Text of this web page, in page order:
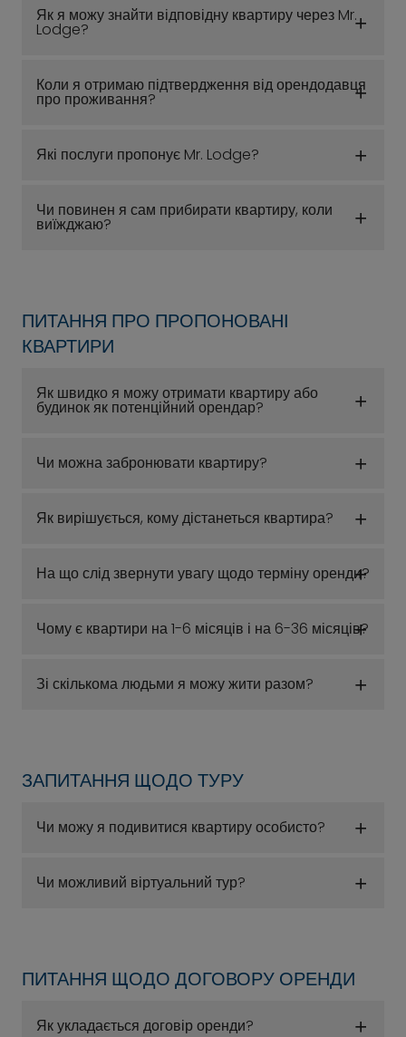
Як я можу знайти відповідну квартиру через Mr.
Lodge?
Коли я отримаю підтвердження від орендодавця
про проживання?
Які послуги пропонує Mr. Lodge?
Чи повинен я сам прибирати квартиру, коли
виїжджаю?
ПИТАННЯ ПРО ПРОПОНОВАНІ
КВАРТИРИ
Як швидко я можу отримати квартиру або
будинок як потенційний орендар?
Чи можна забронювати квартиру?
Як вирішується, кому дістанеться квартира?
На що слід звернути увагу щодо терміну оренди?
Чому є квартири на 1-6 місяців і на 6-36 місяців?
Зі скількома людьми я можу жити разом?
ЗАПИТАННЯ ЩОДО ТУРУ
Чи можу я подивитися квартиру особисто?
Чи можливий віртуальний тур?
ПИТАННЯ ЩОДО ДОГОВОРУ ОРЕНДИ
Як укладається договір оренди?